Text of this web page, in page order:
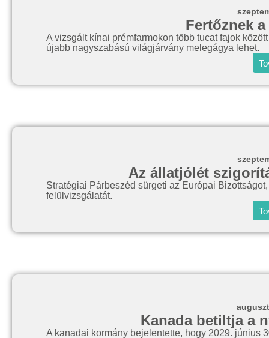
Fertőznek
A vizsgált kínai prémfarmokon több tucat fajok
újabb nagyszabású világjárvány melegágya lehet.
Az állatjólét
Stratégiai Párbeszéd sürgeti az Európai
felülvizsgálatát.
Kanada betiltja a
A kanadai kormány bejelentette, hogy 2029. június